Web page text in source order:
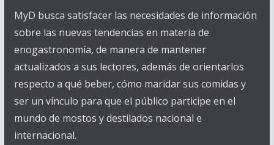
MyD busca satisfacer las necesidades de información
sobre las nuevas tendencias en materia de
enogastronomía, de manera de mantener
actualizados a sus lectores, además de orientarlos
respecto a qué beber, cómo maridar sus comidas y
ser un vínculo para que el público participe en el
mundo de mostos y destilados nacional e
internacional.